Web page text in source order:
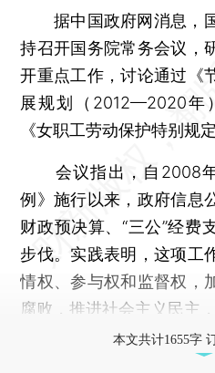
据中国政府网消息，国
持召开国务院常务会议，
开重点工作，讨论通过《
展规划（2012—2020年
《女职工劳动保护特别规
会议指出，自2008年
例》施行以来，政府信息
财政预决算、“三公”经费
步伐。实践表明，这项工
情权、参与权和监督权，
腐败，推进社会主义民主
本文共计1655字